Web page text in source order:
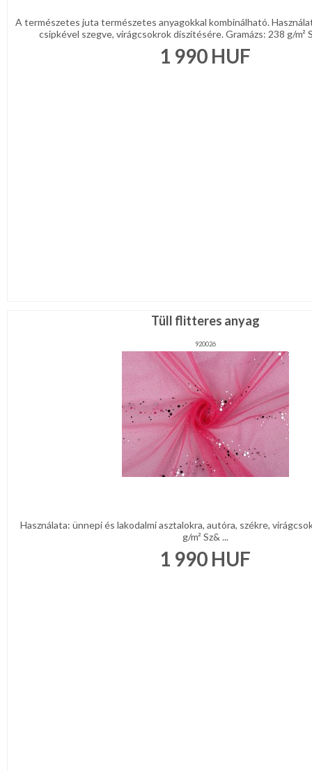
A természetes juta természetes anyagokkal kombinálható.
csipkével szegve, virágcsokrok díszítésére. Gramázs: 238 g/m²
1 990 HUF
Tüll flitteres anyag
920026
Használata: ünnepi és lakodalmi asztalokra, autóra, székre,
g/m² Sz& ...
1 990 HUF